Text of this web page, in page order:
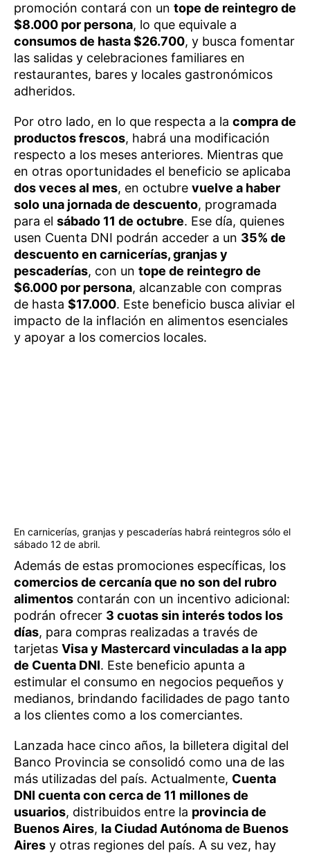
promoción contará con un tope de reintegro de
$8.000 por persona, lo que equivale a
consumos de hasta $26.700, y busca fomentar
las salidas y celebraciones familiares en
restaurantes, bares y locales gastronómicos
adheridos.
Por otro lado, en lo que respecta a la compra de
productos frescos, habrá una modificación
respecto a los meses anteriores. Mientras que
en otras oportunidades el beneficio se aplicaba
dos veces al mes, en octubre vuelve a haber
solo una jornada de descuento, programada
para el sábado 11 de octubre. Ese día, quienes
usen Cuenta DNI podrán acceder a un 35% de
descuento en carnicerías, granjas y
pescaderías, con un tope de reintegro de
$6.000 por persona, alcanzable con compras
de hasta $17.000. Este beneficio busca aliviar el
impacto de la inflación en alimentos esenciales
y apoyar a los comercios locales.
En carnicerías, granjas y pescaderías habrá reintegros sólo el
sábado 12 de abril.
Además de estas promociones específicas, los
comercios de cercanía que no son del rubro
alimentos contarán con un incentivo adicional:
podrán ofrecer 3 cuotas sin interés todos los
días, para compras realizadas a través de
tarjetas Visa y Mastercard vinculadas a la app
de Cuenta DNI. Este beneficio apunta a
estimular el consumo en negocios pequeños y
medianos, brindando facilidades de pago tanto
a los clientes como a los comerciantes.
Lanzada hace cinco años, la billetera digital del
Banco Provincia se consolidó como una de las
más utilizadas del país. Actualmente, Cuenta
DNI cuenta con cerca de 11 millones de
usuarios, distribuidos entre la provincia de
Buenos Aires, la Ciudad Autónoma de Buenos
Aires y otras regiones del país. A su vez, hay